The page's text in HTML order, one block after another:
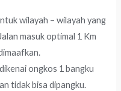
wilayah – wilayah yang
masuk optimal 1 Km
ongkos 1 bangku
tidak bisa dipangku.